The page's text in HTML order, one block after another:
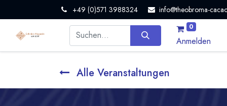
+49 (0)571 3988324 info@theobroma-
0
Anmelden
Alle Veranstaltungen